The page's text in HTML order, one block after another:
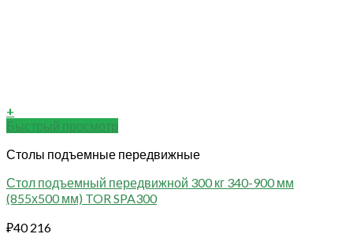
+
Быстрый просмотр
Столы подъемные передвижные
Стол подъемный передвижной 300 кг 340-900 мм
(855х500 мм) TOR SPA300
₽40 216